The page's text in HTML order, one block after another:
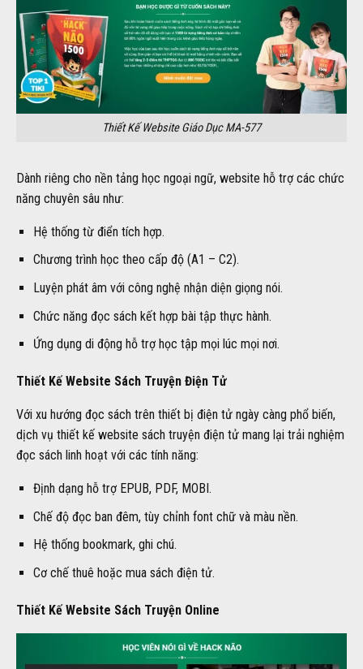
Thiết Kế Website Giáo Dục MA-577
Dành riêng cho nền tảng học ngoại ngữ, website hỗ trợ các chức
năng chuyên sâu như:
Hệ thống từ điển tích hợp.
Chương trình học theo cấp độ (A1 – C2).
Luyện phát âm với công nghệ nhận diện giọng nói.
Chức năng đọc sách kết hợp bài tập thực hành.
Ứng dụng di động hỗ trợ học tập mọi lúc mọi nơi.
Thiết Kế Website Sách Truyện Điện Tử
Với xu hướng đọc sách trên thiết bị điện tử ngày càng phổ biến,
dịch vụ thiết kế website sách truyện điện tử mang lại trải nghiệm
đọc sách linh hoạt với các tính năng:
Định dạng hỗ trợ EPUB, PDF, MOBI.
Chế độ đọc ban đêm, tùy chỉnh font chữ và màu nền.
Hệ thống bookmark, ghi chú.
Cơ chế thuê hoặc mua sách điện tử.
Thiết Kế Website Sách Truyện Online